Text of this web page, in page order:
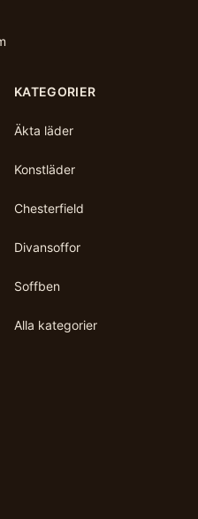
KATEGORIER
Äkta läder
Konstläder
Chesterfield
Divansoffor
Soffben
Alla kategorier